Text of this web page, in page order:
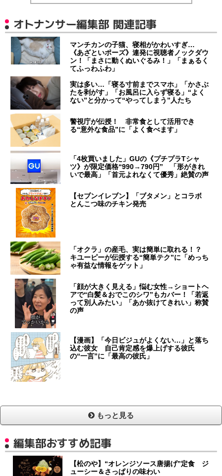
オトナンサー編集部 関連記事
マンチカンの子猫、寝相がかわいすぎ…
《あざといポーズ》連発に視聴者ノックダウ
ン！「まさに動くぬいぐるみ！」「まぁるく
てふっわふわ」
実は多い…「寝る寸前までスマホ」「かさぶ
たを剥がす」「お風呂に入らず寝る」“よく
ない”と分かって“やってしまう”人たち
警視庁が伝授！ 非常食として活用でき
る“意外な食品”に「よく食べます」
「4枚買いました」GUの《プチプラTシャ
ツ》が限定価格“990→790円” 「形がきれ
いで最高」「首元よれなくて優秀」絶賛の声
【セブンイレブン】「ブタメン」とコラボ
とんこつ味のチキン発売
「オクラ」の産毛、実は簡単に取れる！？
キユーピーが伝授する“簡単テク”に「めっち
ゃ有益な情報をゲット」
「顔が大きく見える」悩む女性→ショートヘ
アで“白髪＆おでこのシワ”もカバー！「若返
って別人みたい」「あか抜けてきれい」称賛
の声
【漫画】「今日ビジュがよくない…」と落ち
込む彼女 自己肯定感を爆上げする彼氏
の“一言”に「最高の彼氏」
もっと見る
編集部おすすめ記事
【松のや】“オレンジソース唐揚げ”定食 ジ
ューシー＆さっぱりの味わい